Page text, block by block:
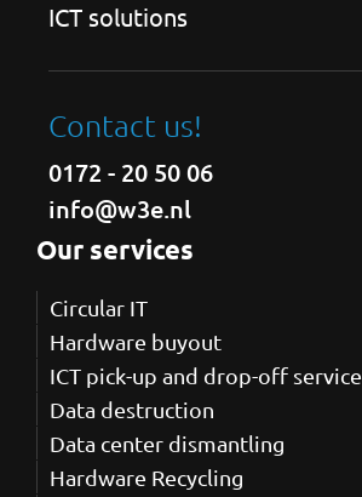
ICT solutions
Contact us!
0172 - 20 50 06
info@w3e.nl
Our services
Circular IT
Hardware buyout
ICT pick-up and drop-off service
Data destruction
Data center dismantling
Hardware Recycling